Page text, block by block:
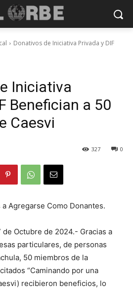
Donativos de Iniciativa Privada y DIF
Iniciativa
Benefician a 50
Caesvi
0
327
Agregarse Como Donantes.
de Octubre de 2024.- Gracias a
particulares, de personas
50 miembros de la
“Caminando por una
recibieron beneficios, lo